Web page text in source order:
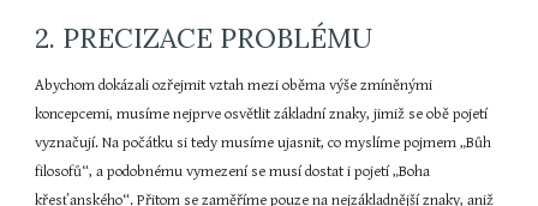
2. PRECIZACE PROBLÉMU
Abychom dokázali ozřejmit vztah mezi oběma výše zmíněnými
koncepcemi, musíme nejprve osvětlit základní znaky, jimiž se obě pojetí
vyznačují. Na počátku si tedy musíme ujasnit, co myslíme pojmem „Bůh
filosofů“, a podobnému vymezení se musí dostat i pojetí „Boha
křesťanského“. Přitom se zaměříme pouze na nejzákladnější znaky, aniž